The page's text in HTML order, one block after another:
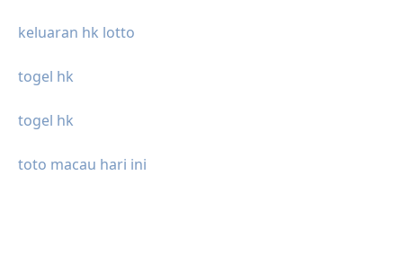
keluaran hk lotto
togel hk
togel hk
toto macau hari ini